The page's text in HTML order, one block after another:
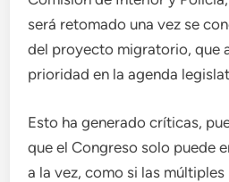
será retomado una vez se
del proyecto migratorio, que
prioridad en la agenda
Esto ha generado críticas,
que el Congreso solo puede
a la vez, como si las